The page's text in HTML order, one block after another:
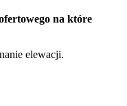
na które
elewacji.